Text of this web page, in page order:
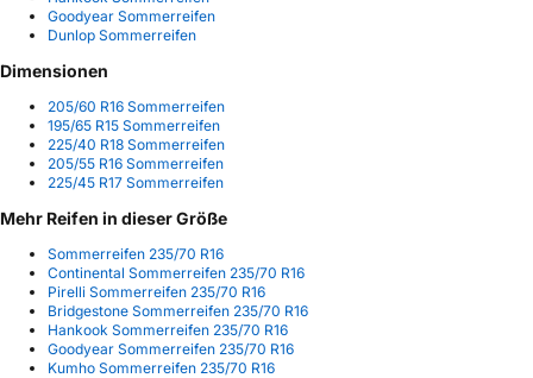
Goodyear Sommerreifen
Dunlop Sommerreifen
Dimensionen
205/60 R16 Sommerreifen
195/65 R15 Sommerreifen
225/40 R18 Sommerreifen
205/55 R16 Sommerreifen
225/45 R17 Sommerreifen
Mehr Reifen in dieser Größe
Sommerreifen 235/70 R16
Continental Sommerreifen 235/70 R16
Pirelli Sommerreifen 235/70 R16
Bridgestone Sommerreifen 235/70 R16
Hankook Sommerreifen 235/70 R16
Goodyear Sommerreifen 235/70 R16
Kumho Sommerreifen 235/70 R16